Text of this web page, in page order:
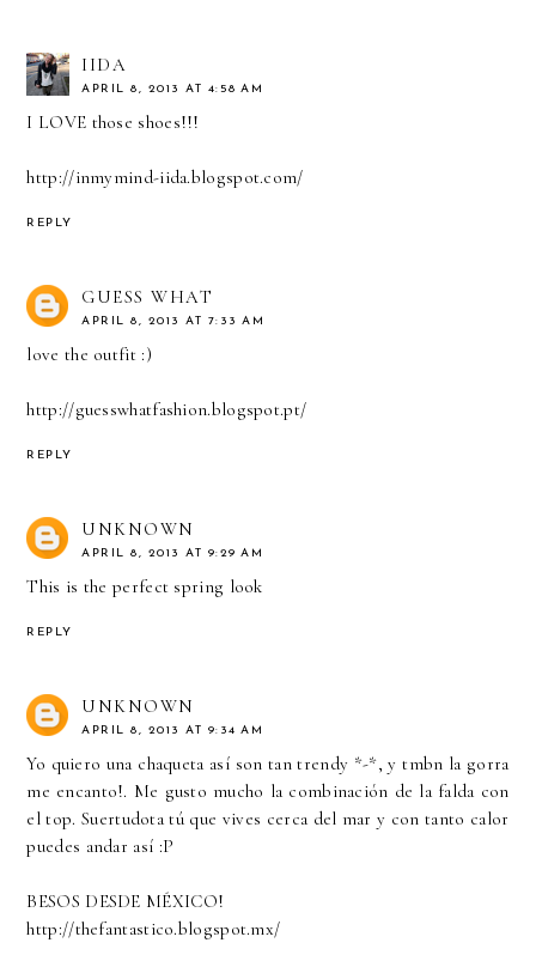
IIDA
APRIL 8, 2013 AT 4:58 AM
I LOVE those shoes!!!
http://inmymind-iida.blogspot.com/
REPLY
GUESS WHAT
APRIL 8, 2013 AT 7:33 AM
love the outfit :)
http://guesswhatfashion.blogspot.pt/
REPLY
UNKNOWN
APRIL 8, 2013 AT 9:29 AM
This is the perfect spring look
REPLY
UNKNOWN
APRIL 8, 2013 AT 9:34 AM
Yo quiero una chaqueta así son tan trendy *-*, y tmbn la gorra
me encanto!. Me gusto mucho la combinación de la falda con
el top. Suertudota tú que vives cerca del mar y con tanto calor
puedes andar así :P
BESOS DESDE MÉXICO!
http://thefantastico.blogspot.mx/